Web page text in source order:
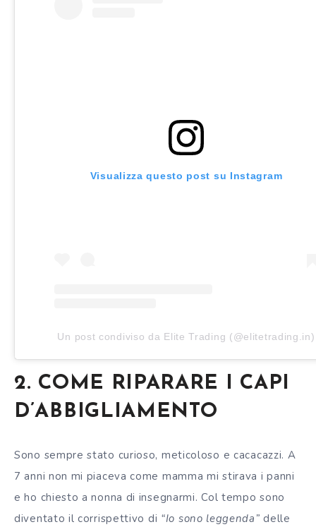
Visualizza questo post su Instagram
Un post condiviso da Elite Trading (@elitetrading.in)
2. COME RIPARARE I CAPI
D’ABBIGLIAMENTO
Sono sempre stato curioso, meticoloso e cacacazzi. A
7 anni non mi piaceva come mamma mi stirava i panni
e ho chiesto a nonna di insegnarmi. Col tempo sono
diventato il corrispettivo di “Io sono leggenda”delle